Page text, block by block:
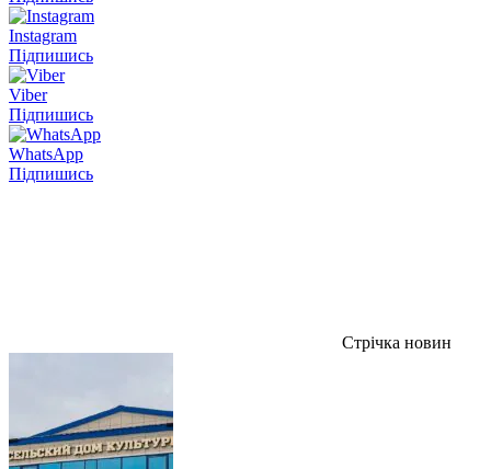
Instagram
Підпишись
Viber
Підпишись
WhatsApp
Підпишись
Стрічка новин